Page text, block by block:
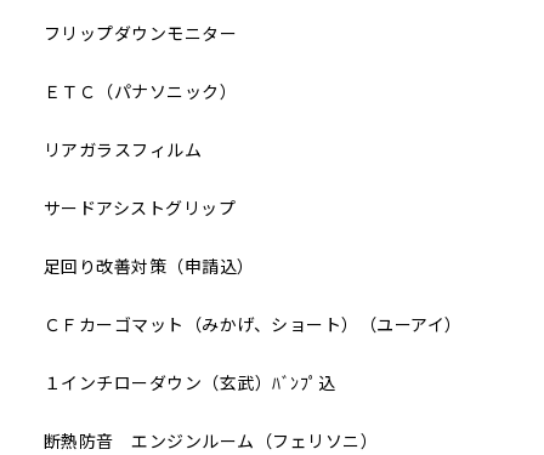
フリップダウンモニター
ＥＴＣ（パナソニック）
リアガラスフィルム
サードアシストグリップ
足回り改善対策（申請込）
ＣＦカーゴマット（みかげ、ショート）（ユーアイ）
１インチローダウン（玄武）ﾊﾞﾝﾌﾟ込
断熱防音 エンジンルーム（フェリソニ）